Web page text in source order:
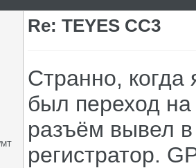
МТ
Re: TEYES CC3
Странно, когда
был переход
разъём вывел
регистратор.